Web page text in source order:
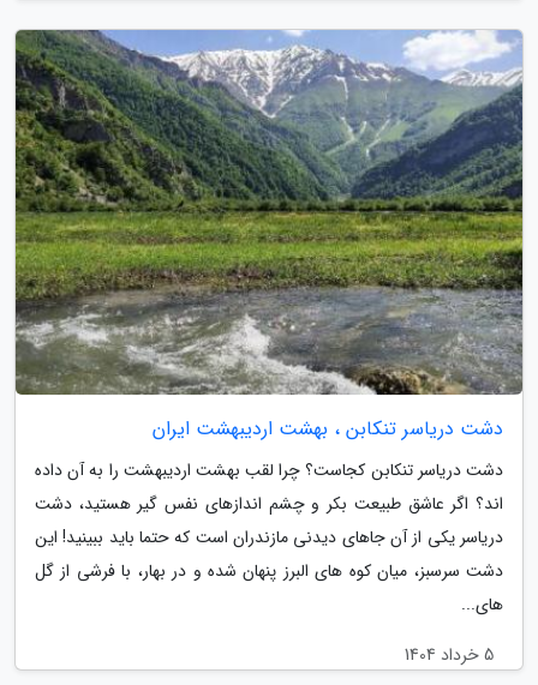
دشت دریاسر تنکابن ، بهشت اردیبهشت ایران
دشت دریاسر تنکابن کجاست؟ چرا لقب بهشت اردیبهشت را به آن داده
اند؟ اگر عاشق طبیعت بکر و چشم اندازهای نفس گیر هستید، دشت
دریاسر یکی از آن جاهای دیدنی مازندران است که حتما باید ببینید! این
دشت سرسبز، میان کوه های البرز پنهان شده و در بهار، با فرشی از گل
های...
5 خرداد 1404